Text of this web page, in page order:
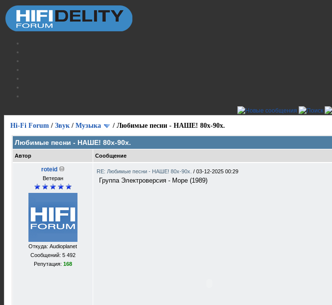
Hi-Fi Forum / Звук / Музыка / Любимые песни - НАШЕ! 80х-90х.
Любимые песни - НАШЕ! 80х-90х.
Автор Сообщение
roteid
Ветеран
Откуда: Audioplanet
Сообщений: 5 492
Репутация: 168
RE: Любимые песни - НАШЕ! 80х-90х. / 03-12-2025 00:29
Группа Электроверсия - Море (1989)